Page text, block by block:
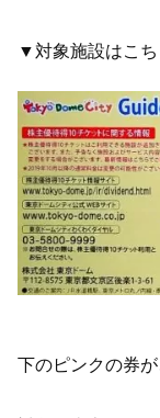
▼対象施設はこち
下のピンクの券